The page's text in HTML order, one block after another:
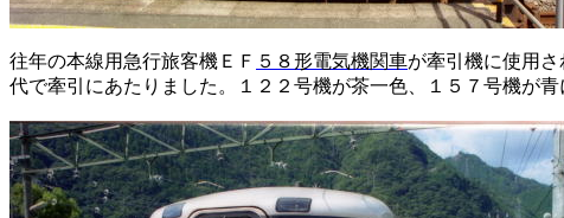
往年の本線用急行旅客機ＥＦ ５８形電気機関車が牽引機に使用
代で牽引にあたりました。１２２号機が茶一色、１５７号機が